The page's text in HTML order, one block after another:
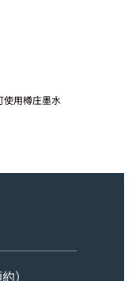
使用樽庄墨水
）